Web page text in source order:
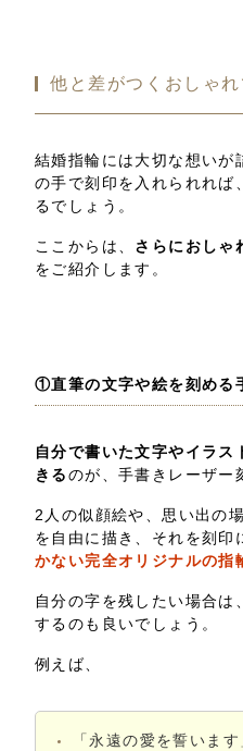
他と差がつくおしゃ
結婚指輪には大切な想いが
の手で刻印を入れられれば
るでしょう。
ここからは、 さらにおしゃ
をご紹介します。
①直筆の文字や絵を刻める
自分で書いた文字やイラ
きるのが、手書きレーザー
2人の似顔絵や、思い出の
を自由に描き、それを刻印
かない完全オリジナルの指
自分の字を残したい場合は
するのも良いでしょう。
例えば、
「永遠の愛を誓います